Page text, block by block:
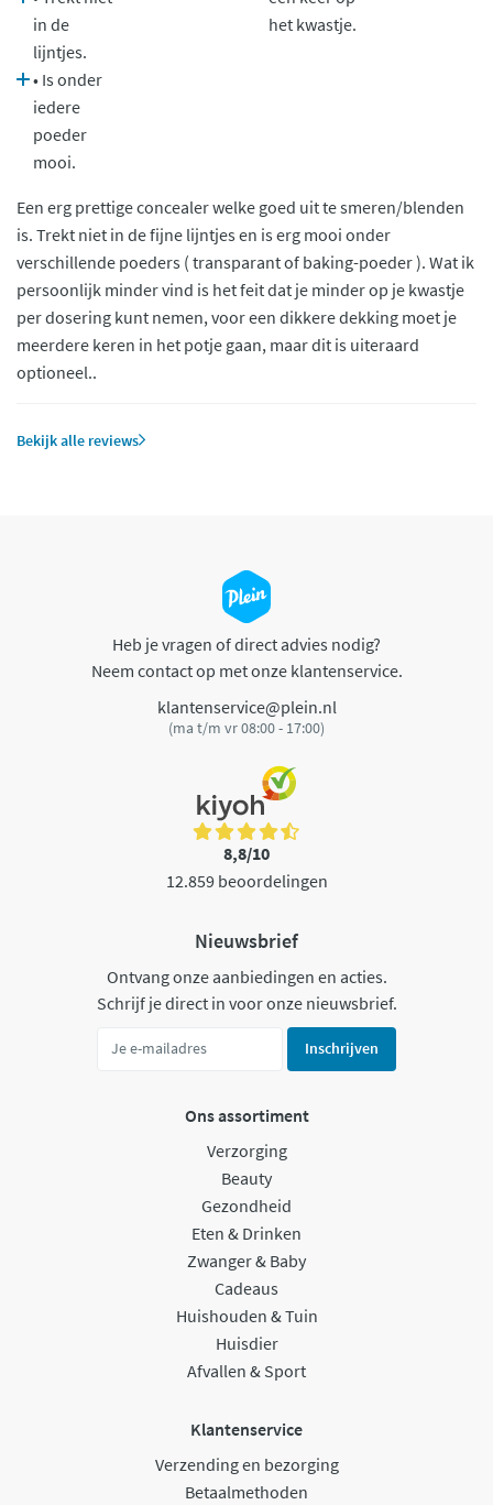
in de
lijntjes.
• Is onder
iedere
poeder
mooi.
het kwastje.
Een erg prettige concealer welke goed uit te smeren/blenden
is. Trekt niet in de fijne lijntjes en is erg mooi onder
verschillende poeders ( transparant of baking-poeder ). Wat ik
persoonlijk minder vind is het feit dat je minder op je kwastje
per dosering kunt nemen, voor een dikkere dekking moet je
meerdere keren in het potje gaan, maar dit is uiteraard
optioneel..
Bekijk alle reviews
Heb je vragen of direct advies nodig?
Neem contact op met onze klantenservice.
klantenservice@plein.nl
(ma t/m vr 08:00 - 17:00)
8,8/10
12.859 beoordelingen
Nieuwsbrief
Ontvang onze aanbiedingen en acties.
Schrijf je direct in voor onze nieuwsbrief.
Inschrijven
Ons assortiment
Verzorging
Beauty
Gezondheid
Eten & Drinken
Zwanger & Baby
Cadeaus
Huishouden & Tuin
Huisdier
Afvallen & Sport
Klantenservice
Verzending en bezorging
Betaalmethoden